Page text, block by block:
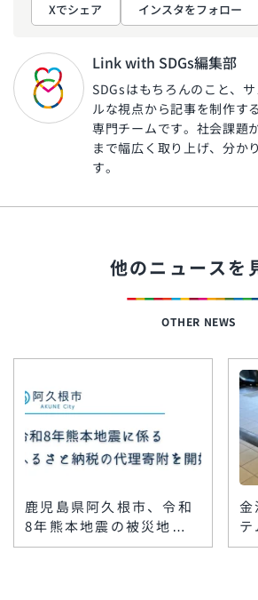
Xでシェア インスタをフォロー
Link with SDGs編集部
SDGsはもちろんのこと、
ルな視点から記事を制作す
専門チームです。社会課題
まで幅広く取り上げ、分か
す。
他のニュースを
OTHER NEWS
鹿児島県阿久根市、令和
8年熊本地震の被災地支
援で「代理寄附」を受付
金
ブ